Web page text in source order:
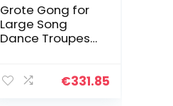
Grote Gong for
Large Song
Dance Troupes
Singing Bowls
€331.85